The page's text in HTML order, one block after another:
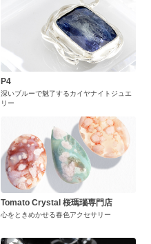
P4
深いブルーで魅了するカイヤナイトジュエ
リー
Tomato Crystal 桜瑪瑙専門店
心をときめかせる春色アクセサリー